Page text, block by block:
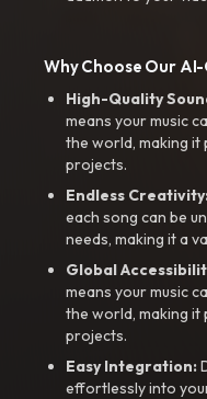
Why Choose Our
High-Quality
means your music
the world, making
projects.
Endless
each song can be
needs, making it a
Global
means your music
the world, making
projects.
Easy Integration:
effortlessly into